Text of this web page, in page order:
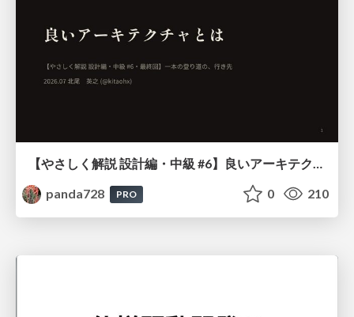
panda728
PRO 0 210